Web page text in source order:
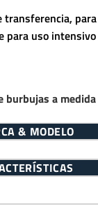
transferencia,
para uso
burbujas a
& MODELO